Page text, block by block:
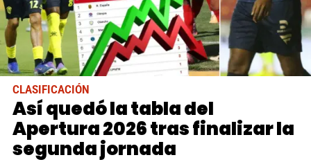
CLASIFICACIÓN
Así quedó la tabla del
Apertura 2026 tras finalizar la
segunda jornada